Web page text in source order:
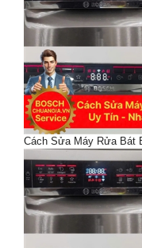
Cách Sửa Máy Rửa Bát